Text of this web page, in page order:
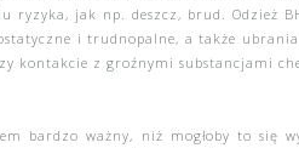
ryzyka, jak np. deszcz, brud. Odzież
i trudnopalne, a także
kontakcie z groźnymi substancjami
bardzo ważny, niż mogłoby to